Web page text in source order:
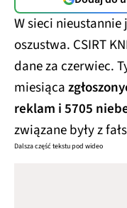
W sieci
oszustwa. CSIRT
dane za czerwiec.
miesiąca
reklam i 5705
związane były z
Dalsza część tekstu pod wideo